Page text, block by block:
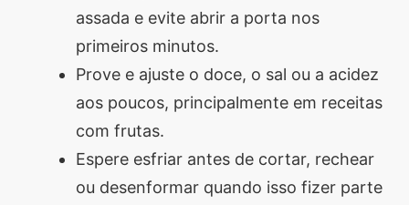
assada e evite abrir a porta nos
primeiros minutos.
Prove e ajuste o doce, o sal ou a acidez
aos poucos, principalmente em receitas
com frutas.
Espere esfriar antes de cortar, rechear
ou desenformar quando isso fizer parte